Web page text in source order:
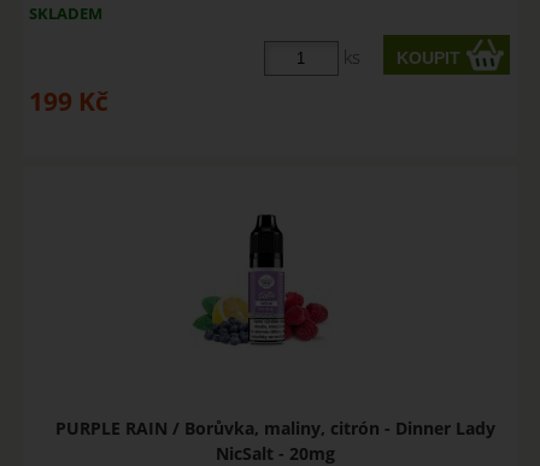
SKLADEM
ks
199 Kč
PURPLE RAIN / Borůvka, maliny, citrón - Dinner Lady
NicSalt - 20mg